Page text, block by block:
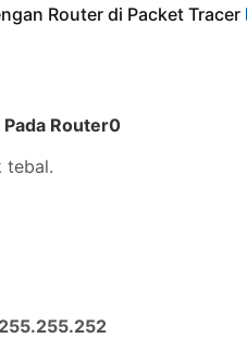
Router di Packet Tracer
Router0
tebal.